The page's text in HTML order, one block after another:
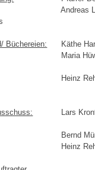
Andreas
Büchereien:
Käthe
Maria
Heinz
Lars
Bernd
Heinz